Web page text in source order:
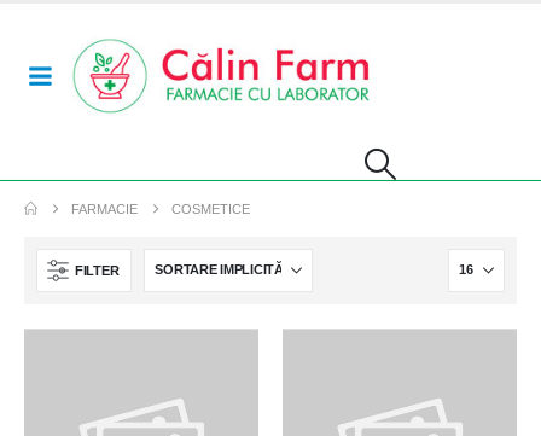
FARMACIE COSMETICE
FILTER